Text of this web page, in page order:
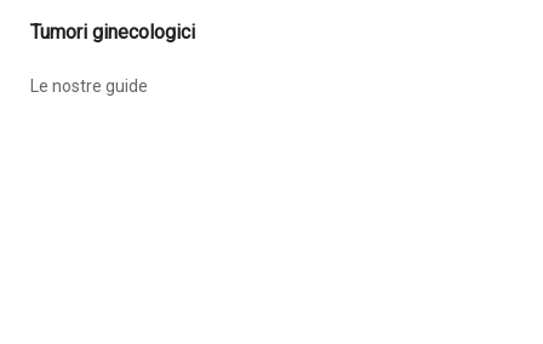
Tumori ginecologici
Le nostre guide